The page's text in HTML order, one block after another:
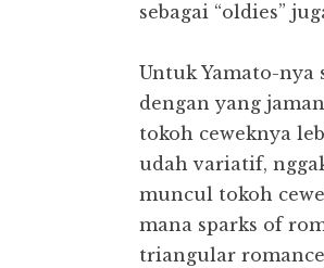
sebagai “oldies”
Untuk Yamato-
dengan yang
tokoh ceweknya
udah variatif,
muncul tokoh
mana sparks of
triangular